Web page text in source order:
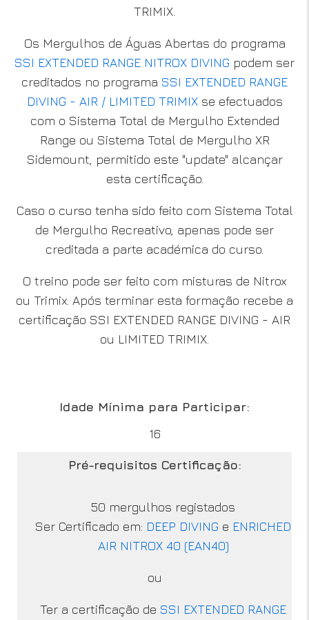
TRIMIX.
Os Mergulhos de Águas Abertas do programa
SSI EXTENDED RANGE NITROX DIVING podem ser
creditados no programa SSI EXTENDED RANGE
DIVING - AIR / LIMITED TRIMIXse efectuados
com o Sistema Total de Mergulho Extended
Range ou Sistema Total de Mergulho XR
Sidemount, permitido este "update" alcançar
esta certificação.
Caso o curso tenha sido feito com Sistema Total
de Mergulho Recreativo, apenas pode ser
creditada a parte académica do curso.
O treino pode ser feito com misturas de Nitrox
ou Trimix. Após terminar esta formação recebe a
certificação SSI EXTENDED RANGE DIVING - AIR
ou LIMITED TRIMIX.
Idade Mínima para Participar:
16
Pré-requisitos Certificação:
50 mergulhos registados
Ser Certificado em: DEEP DIVING e ENRICHED
AIR NITROX 40 (EAN40)
ou
Ter a certificação de SSI EXTENDED RANGE